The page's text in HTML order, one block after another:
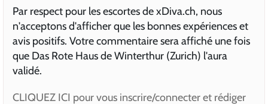
Par respect pour les escortes de xDiva.ch, nous
n'acceptons d'afficher que les bonnes expériences et
avis positifs. Votre commentaire sera affiché une fois
que Das Rote Haus de Winterthur (Zurich) l'aura
validé.
CLIQUEZ ICI pour vous inscrire/connecter et rédiger